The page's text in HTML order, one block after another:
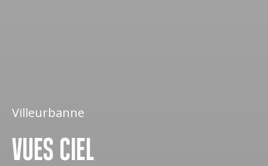
Villeurbanne
VUES CIEL